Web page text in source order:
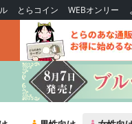
とらコイン WEBオンリー